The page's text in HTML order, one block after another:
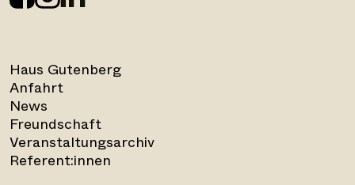
Haus Gutenberg
Anfahrt
News
Freundschaft
Veranstaltungsarchiv
Referent:innen